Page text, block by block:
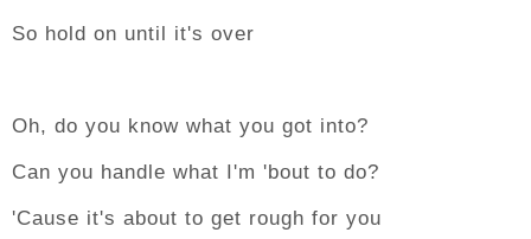
So hold on until it's over
Oh, do you know what you got into?
Can you handle what I'm 'bout to do?
'Cause it's about to get rough for you